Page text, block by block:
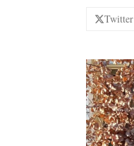
Twitter